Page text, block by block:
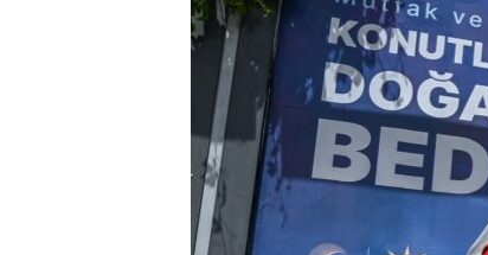
КРЫМ.НЕПОКОРЕННЫЙ
УКРАИНСКАЯ ПРОБЛЕМА КРЫМА